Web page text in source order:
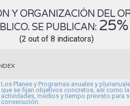
Y ORGANIZACIÓN DEL
SE PUBLICAN: 25%
(2 out of 8 indicators)
Los Planes y Programas anuales y
que se fijan objetivos concretos, así como
actividades, medios y tiempo previsto para
consecución.